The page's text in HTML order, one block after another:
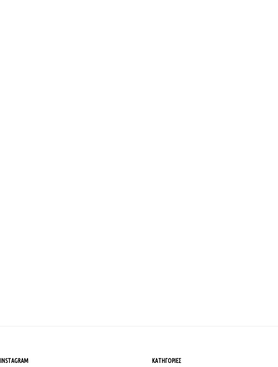
INSTAGRAM ΚΑΤΗΓΟΡΙΕΣ